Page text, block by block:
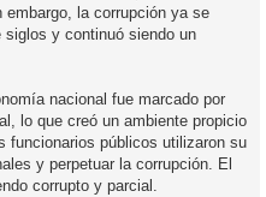
la corrupción ya se
siglos y continuó siendo un
nacional fue marcado por
lo que creó un ambiente propicio
funcionarios públicos utilizaron su
y perpetuar la corrupción. El
corrupto y parcial.